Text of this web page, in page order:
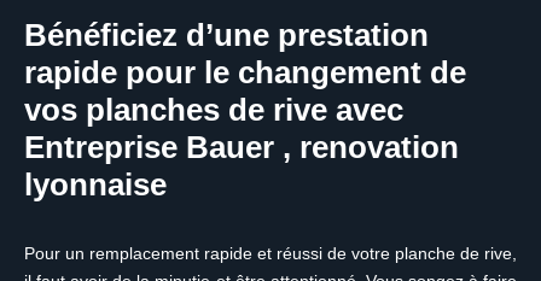
Bénéficiez d’une prestation
rapide pour le changement de
vos planches de rive avec
Entreprise Bauer , renovation
lyonnaise
Pour un remplacement rapide et réussi de votre planche de rive,